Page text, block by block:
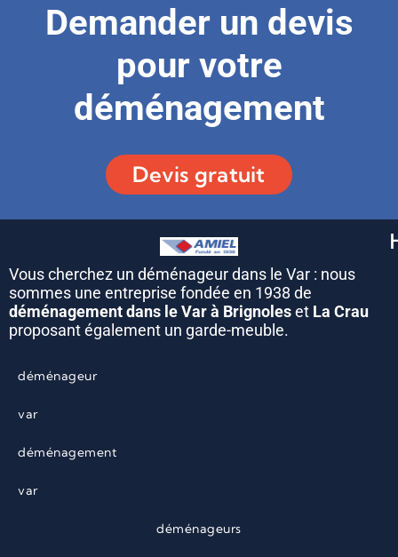
Demander un devis
pour votre
déménagement
Devis gratuit
Vous cherchez un déménageur dans le Var : nous
sommes une entreprise fondée en 1938 de
déménagement dans le Var à Brignoleset La Crau
proposant également un garde-meuble.
déménageur
var
déménagement
var
déménageurs